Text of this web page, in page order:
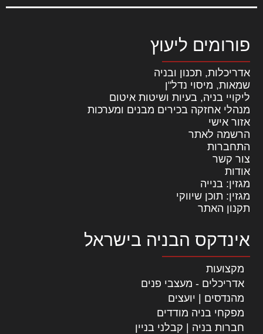
פורומים ליעוץ
אדריכלות, תכנון ובניה
שמאות, מיסוי נדל"ן
ליקויי בניה, בעיות ושיטות איטום
מנהלי אחזקה בכירים מבנים ומערכות
אזור אישי
הרשמה לאתר
התחברות
צור קשר
אודות
מגזין: בנייה
מגזין: תוכן שיווקי
תקנון האתר
אינדקס הבניה בישראל
מקצועות
אדריכלים - מעצבי פנים
מהנדסים | יועצים
מפקחי בניה מודדים
חברות בניה | קבלני בניין